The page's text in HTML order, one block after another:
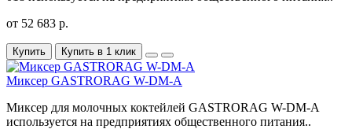
от 52 683 р.
Купить Купить в 1 клик
Миксер GASTRORAG W-DM-A
Миксер для молочных коктейлей GASTRORAG W-DM-A
используется на предприятиях общественного питания..